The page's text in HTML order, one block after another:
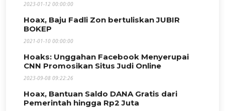
2023-01-12 00:00:00
Hoax, Baju Fadli Zon bertuliskan JUBIR
BOKEP
2021-01-10 00:00:00
Hoaks: Unggahan Facebook Menyerupai
CNN Promosikan Situs Judi Online
2023-09-08 09:22:26
Hoax, Bantuan Saldo DANA Gratis dari
Pemerintah hingga Rp2 Juta